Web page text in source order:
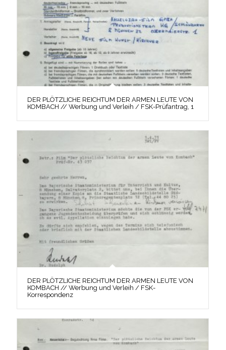
DER PLÖTZLICHE REICHTUM DER ARMEN LEUTE VON
KOMBACH // Werbung und Verleih / FSK-Prüfantrag, 1
DER PLÖTZLICHE REICHTUM DER ARMEN LEUTE VON
KOMBACH // Werbung und Verleih / FSK-
Korrespondenz